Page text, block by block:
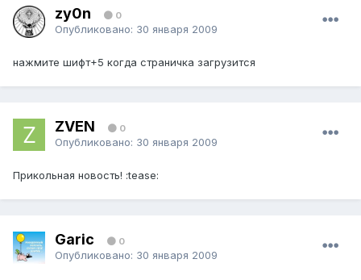
zy0n 0
Опубликовано: 30 января 2009
нажмите шифт+5 когда страничка загрузится
ZVEN 0
Опубликовано: 30 января 2009
Прикольная новость! :tease:
Garic 0
Опубликовано: 30 января 2009